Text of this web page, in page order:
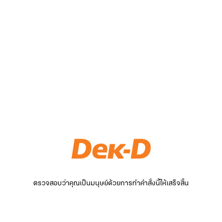
ตรวจสอบว่าคุณเป็นมนุษย์ด้วยการทำคำสั่งนี้ให้เสร็จสิ้น